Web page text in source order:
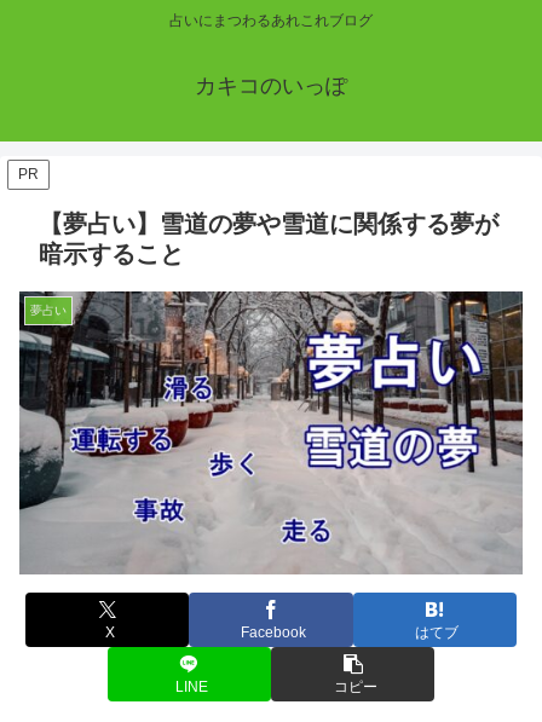
占いにまつわるあれこれブログ
カキコのいっぽ
PR
【夢占い】雪道の夢や雪道に関係する夢が
暗示すること
夢占い
X Facebook はてブ
LINE コピー